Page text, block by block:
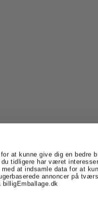
at kunne give dig en bedre
tidligere har været
at indsamle data for at
annoncer på
: 69170005 E-mail :
Linkedin